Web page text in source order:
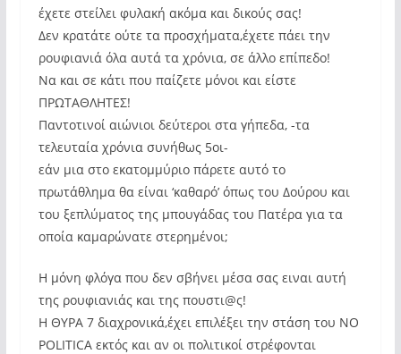
έχετε στείλει φυλακή ακόμα και δικούς σας!
Δεν κρατάτε ούτε τα προσχήματα,έχετε πάει την
ρουφιανιά όλα αυτά τα χρόνια, σε άλλο επίπεδο!
Να και σε κάτι που παίζετε μόνοι και είστε
ΠΡΩΤΑΘΛΗΤΕΣ!
Παντοτινοί αιώνιοι δεύτεροι στα γήπεδα, -τα
τελευταία χρόνια συνήθως 5οι-
εάν μια στο εκατομμύριο πάρετε αυτό το
πρωτάθλημα θα είναι ‘καθαρό’ όπως του Δούρου και
του ξεπλύματος της μπουγάδας του Πατέρα για τα
οποία καμαρώνατε στερημένοι;
Η μόνη φλόγα που δεν σβήνει μέσα σας ειναι αυτή
της ρουφιανιάς και της πουστι@ς!
Η ΘΥΡΑ 7 διαχρονικά,έχει επιλέξει την στάση του NO
POLITICA εκτός και αν οι πολιτικοί στρέφονται